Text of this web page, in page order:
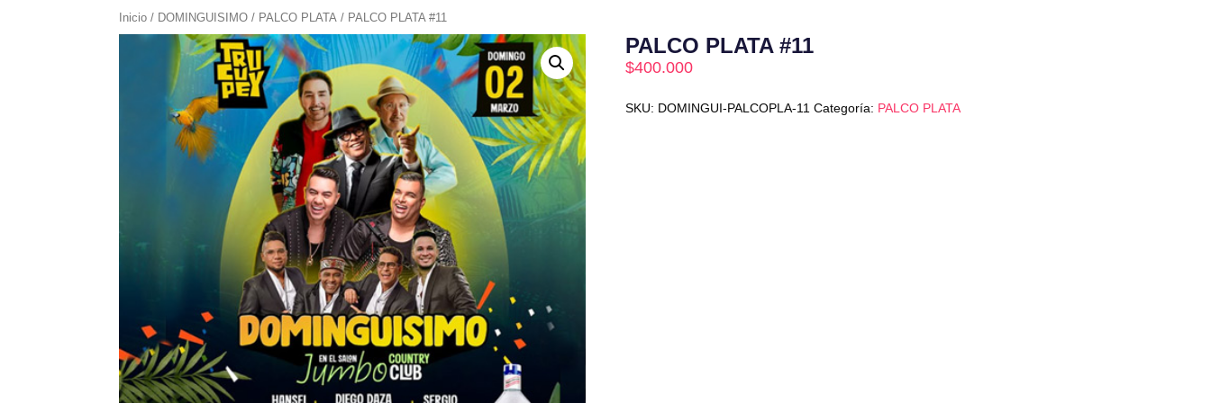
Inicio / DOMINGUISIMO / PALCO PLATA / PALCO PLATA #11
PALCO PLATA #11
$400.000
SKU: DOMINGUI-PALCOPLA-11 Categoría: PALCO PLATA